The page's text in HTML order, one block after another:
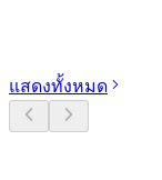
แสดงทั้งหมด